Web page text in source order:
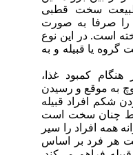
سخت قطبی
صرفا به صورت
است. در این نوع
یا قبیله و به
کمبود غذا،
به موقع و رسیدن
شکم افراد قبیله
چنان سخت است
همه افراد را سیر
هر فرد بر اساس